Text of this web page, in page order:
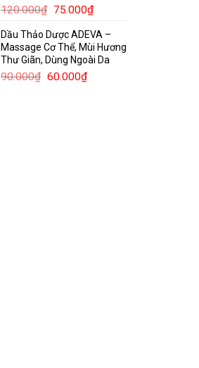
120.000₫ Giá
là:
120.000₫.
75.000₫Giá
tại
là:
75.000₫.
Dầu Thảo Dược ADEVA –
Massage Cơ Thể, Mùi Hương
Thư Giãn, Dùng Ngoài Da
90.000₫ Giá
60.000₫Giá